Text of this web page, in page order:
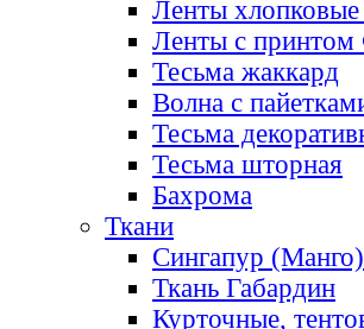
Ленты
Ленты с
Тесьма жаккард
Волна с
Тесьма
Тесьма шторная
Бахрома
Ткани
Сингапур (Манго)
Ткань Габардин
Курточные,